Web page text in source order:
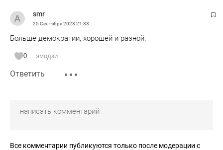
smr
25 Сентября 2023 21:33
Больше демократии, хорошей и разной.
0 эмодзи
Ответить
Все комментарии публикуются только после модерации с